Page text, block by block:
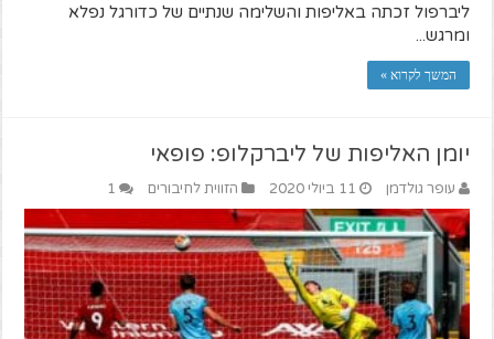
ליברפול זכתה באליפות והשלימה שנתיים של כדורגל נפלא
ומרגש...
המשך לקרוא »
יומן האליפות של ליברקלופ: פופאי
עופר גולדמן 11 ביולי 2020 הזווית לחיבורים 1